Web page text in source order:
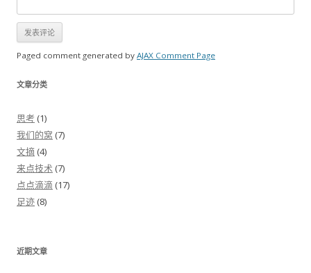
Paged comment generated by AJAX Comment Page
文章分类
思考 (1)
我们的窝 (7)
文摘 (4)
来点技术 (7)
点点滴滴 (17)
足迹 (8)
近期文章